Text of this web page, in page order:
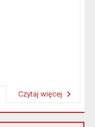
Czytaj więcej